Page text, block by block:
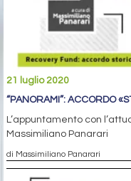
21 luglio 2020
“PANORAMI”: ACCORDO
L’appuntamento con
Massimiliano Panarari
di Massimiliano Panarari